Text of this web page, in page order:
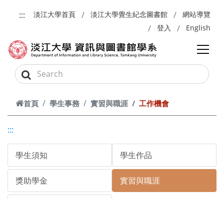
:::
淡江大學首頁 淡江大學覺生紀念圖書館
網站導覽
登入
English
首頁 學生事務 實習與職涯 工作機會
:::
學生須知 學生作品
獎助學金 實習與職涯